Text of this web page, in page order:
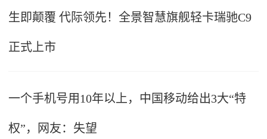
生即颠覆 代际领先！全景智慧旗舰轻卡瑞驰C9
正式上市
一个手机号用10年以上，中国移动给出3大“特
权”，网友：失望